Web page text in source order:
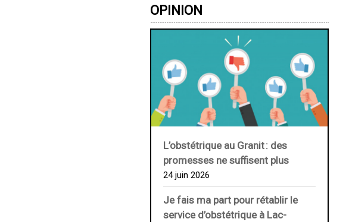
OPINION
L’obstétrique au ­Granit : des
promesses ne suffisent plus
24 juin 2026
Je fais ma part pour rétablir le
service d’obstétrique à Lac-